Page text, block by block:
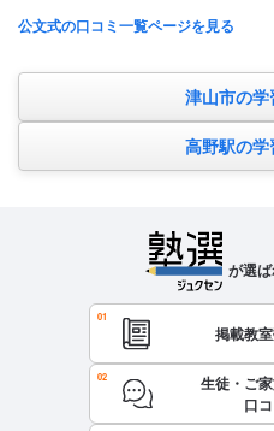
公文式の口コミ一覧ページを見る
津山市の
高野駅の
が選
掲載教
生徒・ご
口